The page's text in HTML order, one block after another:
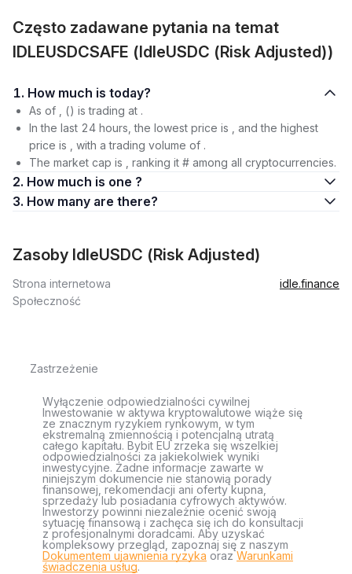
Często zadawane pytania na temat
IDLEUSDCSAFE (IdleUSDC (Risk Adjusted))
1. How much is today?
As of , () is trading at .
In the last 24 hours, the lowest price is , and the highest
price is , with a trading volume of .
The market cap is , ranking it # among all cryptocurrencies.
2. How much is one ?
3. How many are there?
Zasoby IdleUSDC (Risk Adjusted)
Strona internetowa
idle.finance
Społeczność
Zastrzeżenie
Wyłączenie odpowiedzialności cywilnej
Inwestowanie w aktywa kryptowalutowe wiąże się
ze znacznym ryzykiem rynkowym, w tym
ekstremalną zmiennością i potencjalną utratą
całego kapitału. Bybit EU zrzeka się wszelkiej
odpowiedzialności za jakiekolwiek wyniki
inwestycyjne. Żadne informacje zawarte w
niniejszym dokumencie nie stanowią porady
finansowej, rekomendacji ani oferty kupna,
sprzedaży lub posiadania cyfrowych aktywów.
Inwestorzy powinni niezależnie ocenić swoją
sytuację finansową i zachęca się ich do konsultacji
z profesjonalnymi doradcami. Aby uzyskać
kompleksowy przegląd, zapoznaj się z naszym
Dokumentem ujawnienia ryzyka orazWarunkami
świadczenia usług.